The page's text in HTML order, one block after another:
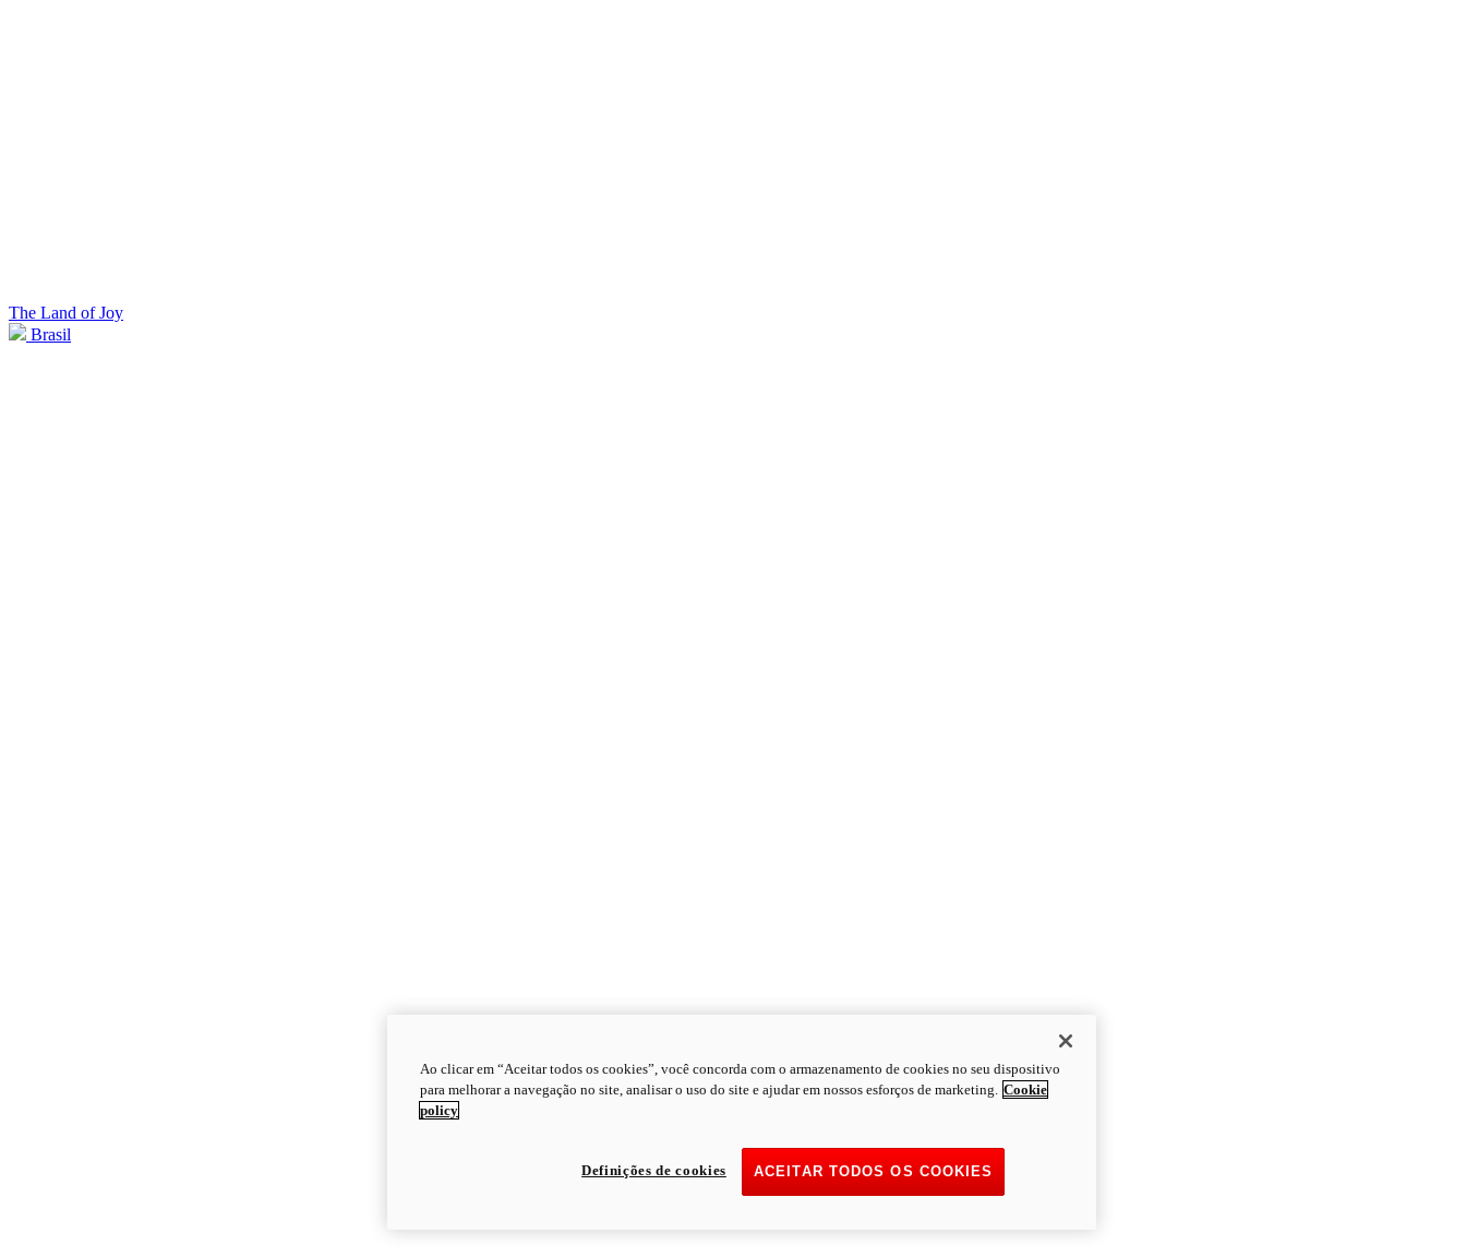
The Land of Joy
Brasil
Ao clicar em “Aceitar todos os cookies”, você concorda com o armazenamento de cookies no seu dispositivo
para melhorar a navegação no site, analisar o uso do site e ajudar em nossos esforços de marketing. Cookie
policy
ACEITAR TODOS OS COOKIES
Definições de cookies